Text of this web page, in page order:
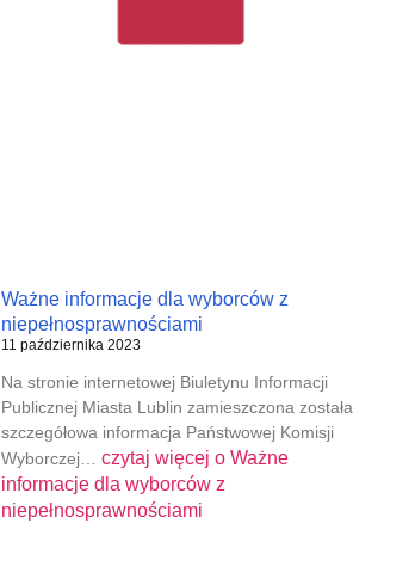
Ważne informacje dla wyborców z
niepełnosprawnościami
11 października 2023
Na stronie internetowej Biuletynu Informacji
Publicznej Miasta Lublin zamieszczona została
szczegółowa informacja Państwowej Komisji
Wyborczej… czytaj więcej oWażne
informacje dla wyborców z
niepełnosprawnościami